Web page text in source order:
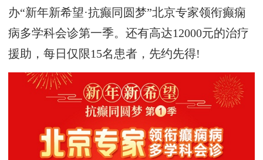
办“新年新希望·抗癫同圆梦”北京专家领衔癫痫
病多学科会诊第一季。还有高达12000元的治疗
援助，每日仅限15名患者，先约先得!